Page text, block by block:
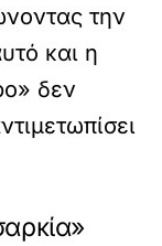
την
και η
δεν